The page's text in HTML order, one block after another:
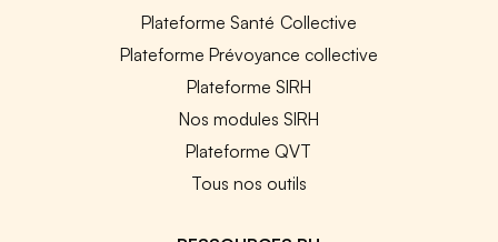
Plateforme Santé Collective
Plateforme Prévoyance collective
Plateforme SIRH
Nos modules SIRH
Plateforme QVT
Tous nos outils